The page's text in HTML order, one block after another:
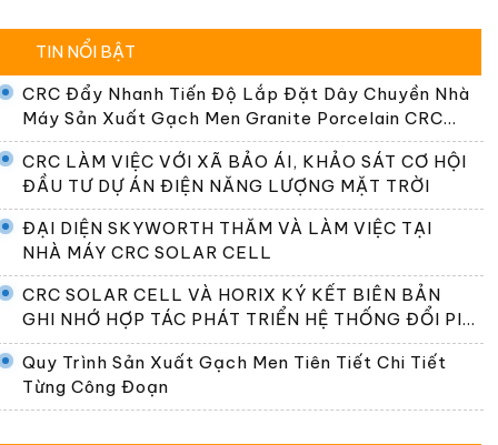
TIN NỔI BẬT
CRC Đẩy Nhanh Tiến Độ Lắp Đặt Dây Chuyền Nhà
Máy Sản Xuất Gạch Men Granite Porcelain CRC
Premier
CRC LÀM VIỆC VỚI XÃ BẢO ÁI, KHẢO SÁT CƠ HỘI
ĐẦU TƯ DỰ ÁN ĐIỆN NĂNG LƯỢNG MẶT TRỜI
ĐẠI DIỆN SKYWORTH THĂM VÀ LÀM VIỆC TẠI
NHÀ MÁY CRC SOLAR CELL
CRC SOLAR CELL VÀ HORIX KÝ KẾT BIÊN BẢN
GHI NHỚ HỢP TÁC PHÁT TRIỂN HỆ THỐNG ĐỔI PIN
TẠI VIỆT NAM
Quy Trình Sản Xuất Gạch Men Tiên Tiết Chi Tiết
Từng Công Đoạn